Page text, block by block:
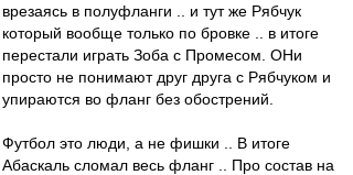
врезаясь в полуфланги .. и тут же Рябчук
который вообще только по бровке .. в итоге
перестали играть Зоба с Промесом. ОНи
просто не понимают друг друга с Рябчуком и
упираются во фланг без обострений.
Футбол это люди, а не фишки .. В итоге
Абаскаль сломал весь фланг .. Про состав на